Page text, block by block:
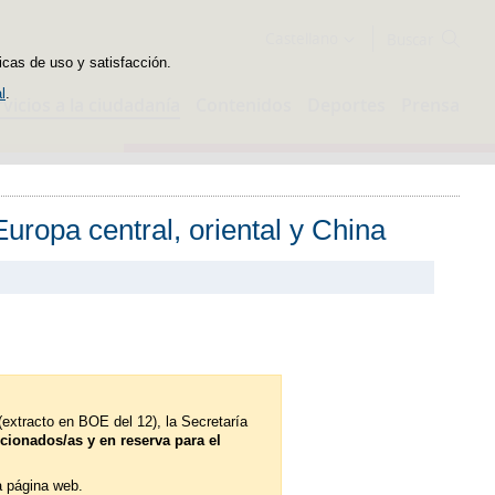
de uso y satisfacción.
a la ciudadanía
central, oriental y China
en BOE del 12), la Secretaría
as y en reserva para el
web.